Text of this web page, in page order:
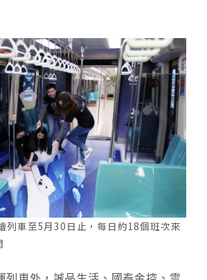
列車至5月30日止，每日約18個班次來